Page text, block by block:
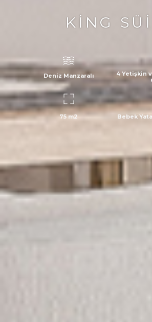
KING
Deniz Manzaralı
4 Yetişkin
75 m2 Bebek